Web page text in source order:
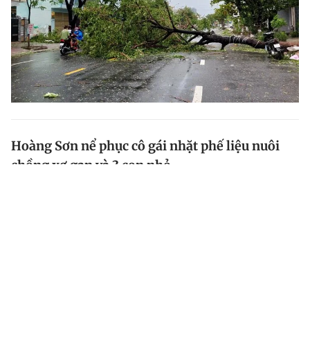
Hoàng Sơn nể phục cô gái nhặt phế liệu nuôi
chồng xơ gan và 3 con nhỏ